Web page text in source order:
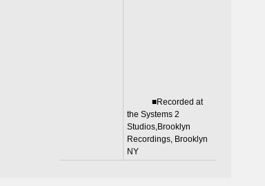
■Recorded at
the Systems 2
Studios,Brooklyn
Recordings, Brooklyn
NY